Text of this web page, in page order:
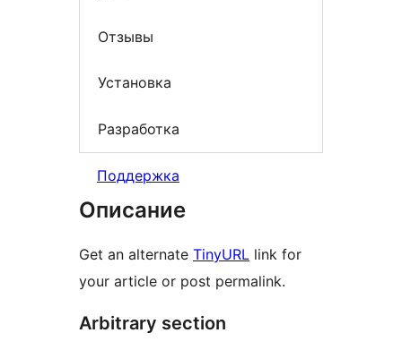
Отзывы
Установка
Разработка
Поддержка
Описание
Get an alternate TinyURL link for
your article or post permalink.
Arbitrary section